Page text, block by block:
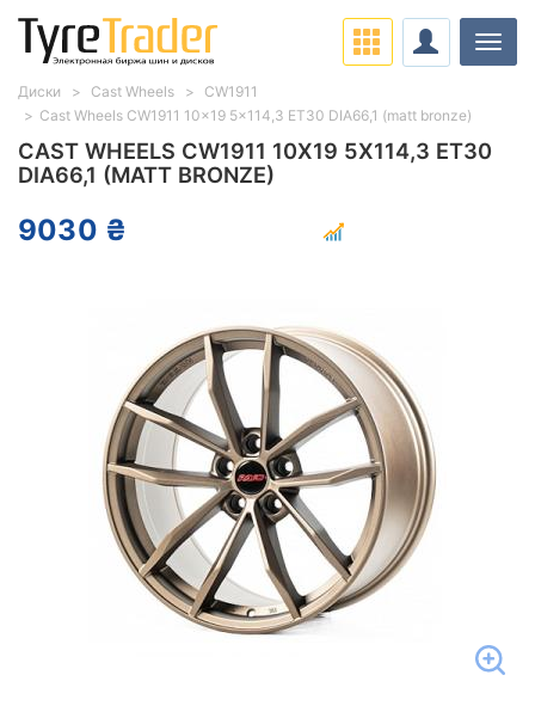
CAST WHEELS CW1911 10X19 5X114,3 ET30
DIA66,1 (MATT BRONZE)
9030 ₴
Диски Cast Wheels
CW1911
Cast Wheels CW1911 10x19 5x114,3 ET30 DIA66,1 (matt bronze)